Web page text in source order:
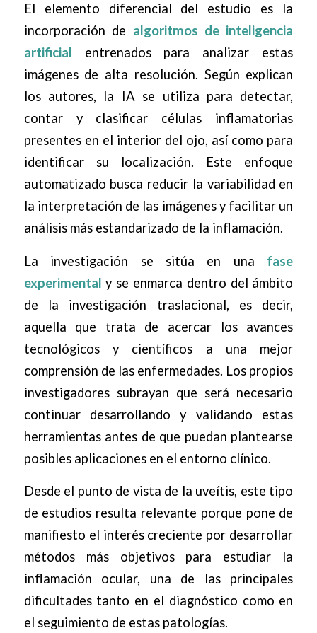
El elemento diferencial del estudio es la
incorporación de algoritmos de inteligencia
artificial entrenados para analizar estas
imágenes de alta resolución. Según explican
los autores, la IA se utiliza para detectar,
contar y clasificar células inflamatorias
presentes en el interior del ojo, así como para
identificar su localización. Este enfoque
automatizado busca reducir la variabilidad en
la interpretación de las imágenes y facilitar un
análisis más estandarizado de la inflamación.
La investigación se sitúa en una fase
experimental y se enmarca dentro del ámbito
de la investigación traslacional, es decir,
aquella que trata de acercar los avances
tecnológicos y científicos a una mejor
comprensión de las enfermedades. Los propios
investigadores subrayan que será necesario
continuar desarrollando y validando estas
herramientas antes de que puedan plantearse
posibles aplicaciones en el entorno clínico.
Desde el punto de vista de la uveítis, este tipo
de estudios resulta relevante porque pone de
manifiesto el interés creciente por desarrollar
métodos más objetivos para estudiar la
inflamación ocular, una de las principales
dificultades tanto en el diagnóstico como en
el seguimiento de estas patologías.